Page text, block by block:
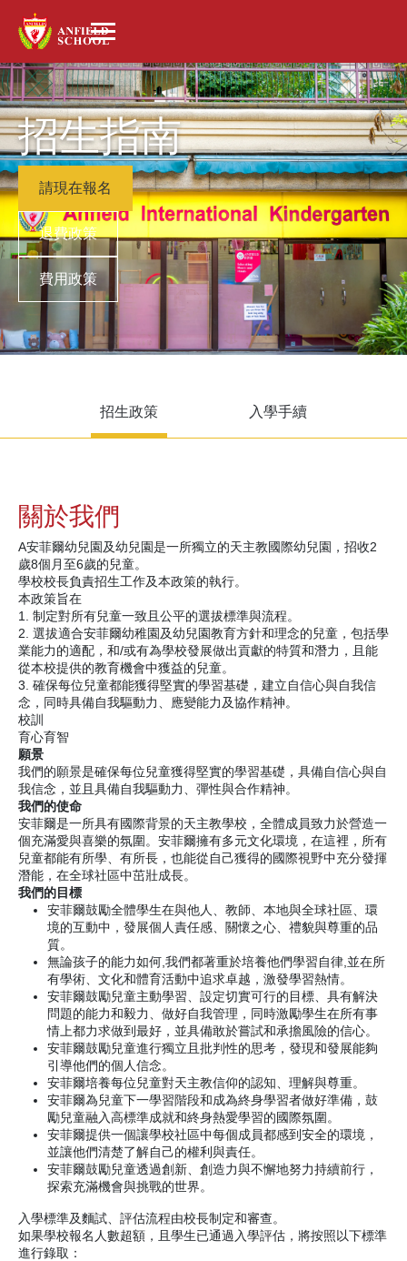
招生指南
請現在報名
退費政策
費用政策
招生政策 入學手續
關於我們
A安菲爾幼兒園及幼兒園是一所獨立的天主教國際幼兒園，招收2
歲8個月至6歲的兒童。
學校校長負責招生工作及本政策的執行。
本政策旨在
1. 制定對所有兒童一致且公平的選拔標準與流程。
2. 選拔適合安菲爾幼稚園及幼兒園教育方針和理念的兒童，包括學
業能力的適配，和/或有為學校發展做出貢獻的特質和潛力，且能
從本校提供的教育機會中獲益的兒童。
3. 確保每位兒童都能獲得堅實的學習基礎，建立自信心與自我信
念，同時具備自我驅動力、應變能力及協作精神。
校訓
育心育智
願景
我們的願景是確保每位兒童獲得堅實的學習基礎，具備自信心與自
我信念，並且具備自我驅動力、彈性與合作精神。
我們的使命
安菲爾是一所具有國際背景的天主教學校，全體成員致力於營造一
個充滿愛與喜樂的氛圍。安菲爾擁有多元文化環境，在這裡，所有
兒童都能有所學、有所長，也能從自己獲得的國際視野中充分發揮
潛能，在全球社區中茁壯成長。
我們的目標
安菲爾鼓勵全體學生在與他人、教師、本地與全球社區、環
境的互動中，發展個人責任感、關懷之心、禮貌與尊重的品
質。
無論孩子的能力如何,我們都著重於培養他們學習自律,並在所
有學術、文化和體育活動中追求卓越，激發學習熱情。
安菲爾鼓勵兒童主動學習、設定切實可行的目標、具有解決
問題的能力和毅力、做好自我管理，同時激勵學生在所有事
情上都力求做到最好，並具備敢於嘗試和承擔風險的信心。
安菲爾鼓勵兒童進行獨立且批判性的思考，發現和發展能夠
引導他們的個人信念。
安菲爾培養每位兒童對天主教信仰的認知、理解與尊重。
安菲爾為兒童下一學習階段和成為終身學習者做好準備，鼓
勵兒童融入高標準成就和終身熱愛學習的國際氛圍。
安菲爾提供一個讓學校社區中每個成員都感到安全的環境，
並讓他們清楚了解自己的權利與責任。
安菲爾鼓勵兒童透過創新、創造力與不懈地努力持續前行，
探索充滿機會與挑戰的世界。
入學標準及麵試、評估流程由校長制定和審查。
如果學校報名人數超額，且學生已通過入學評估，將按照以下標準
進行錄取：